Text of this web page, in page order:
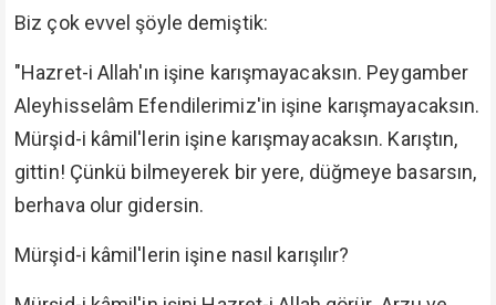
Biz çok evvel şöyle demiştik:
"Hazret-i Allah'ın işine karışmayacaksın. Peygamber
Aleyhisselâm Efendilerimiz'in işine karışmayacaksın.
Mürşid-i kâmil'lerin işine karışmayacaksın. Karıştın,
gittin! Çünkü bilmeyerek bir yere, düğmeye basarsın,
berhava olur gidersin.
Mürşid-i kâmil'lerin işine nasıl karışılır?